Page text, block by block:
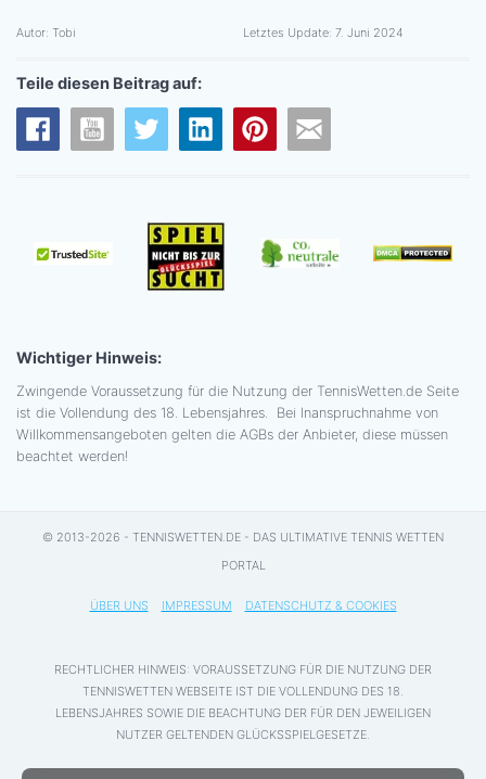
Autor: Tobi Letztes Update: 7. Juni 2024
Teile diesen Beitrag auf:
Wichtiger Hinweis:
Zwingende Voraussetzung für die Nutzung der TennisWetten.de Seite
ist die Vollendung des 18. Lebensjahres. Bei Inanspruchnahme von
Willkommensangeboten gelten die AGBs der Anbieter, diese müssen
beachtet werden!
© 2013-2026 - TENNISWETTEN.DE - DAS ULTIMATIVE TENNIS WETTEN
PORTAL
ÜBER UNS IMPRESSUM DATENSCHUTZ & COOKIES
RECHTLICHER HINWEIS: VORAUSSETZUNG FÜR DIE NUTZUNG DER
TENNISWETTEN WEBSEITE IST DIE VOLLENDUNG DES 18.
LEBENSJAHRES SOWIE DIE BEACHTUNG DER FÜR DEN JEWEILIGEN
NUTZER GELTENDEN GLÜCKSSPIELGESETZE.